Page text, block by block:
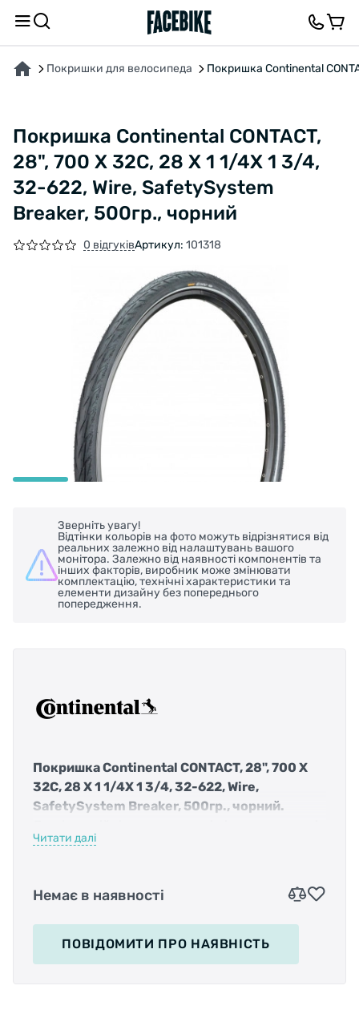
Покришки для велосипеда Покришка Continental
Покришка Continental CONTACT,
28", 700 X 32C, 28 X 1 1/4X 1 3/4,
32-622, Wire, SafetySystem
Breaker, 500гр., чорний
0 відгуківАртикул: 101318
Зверніть увагу!
Відтінки кольорів на фото можуть відрізнятися від
реальних залежно від налаштувань вашого
монітора. Залежно від наявності компонентів та
інших факторів, виробник може змінювати
комплектацію, технічні характеристики та
елементи дизайну без попереднього
попередження.
Покришка Continental CONTACT, 28", 700 X
32C, 28 X 1 1/4X 1 3/4, 32-622, Wire,
SafetySystem Breaker, 500гр., чорний.
проколів за допомогою системи SafetySystem
адаптується до поверхні без помітного
збільшення ваги або опору коченню.
Стиль відрізняється особливим дизайном, має
Читати далі
Немає в наявності
ПОВІДОМИТИ ПРО НАЯВНІСТЬ
ПРО ТОВАР ХАРАКТЕРИСТИКИОПИС ВІДГУКИ ТА ЗАПИТАННЯ